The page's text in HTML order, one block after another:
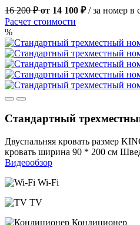
16 200 ₽от 14 100 ₽/ за номер в
Расчет стоимости
%
Стандартный
Двуспальняя кровать размер
кровать ширина 90 * 200 см
Видеообзор
Wi-Fi
TV
Кондиционер